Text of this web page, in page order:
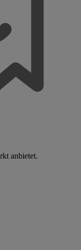
anbietet.